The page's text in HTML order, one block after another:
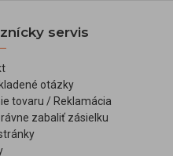
servis
otázky
tovaru / Reklamácia
zabaliť zásielku